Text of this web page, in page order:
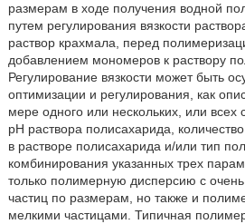
размерам в ходе получения водной
путем регулирования вязкости
раствор крахмала, перед
добавлением мономеров к раствору
Регулирование вязкости может быть
оптимизации и регулирования, как
мере одного или нескольких, или
pH раствора полисахарида,
в растворе полисахарида и/или тип
комбинирования указанных трех
только полимерную дисперсию с
частиц по размерам, но также и
мелкими частицами. Типичная